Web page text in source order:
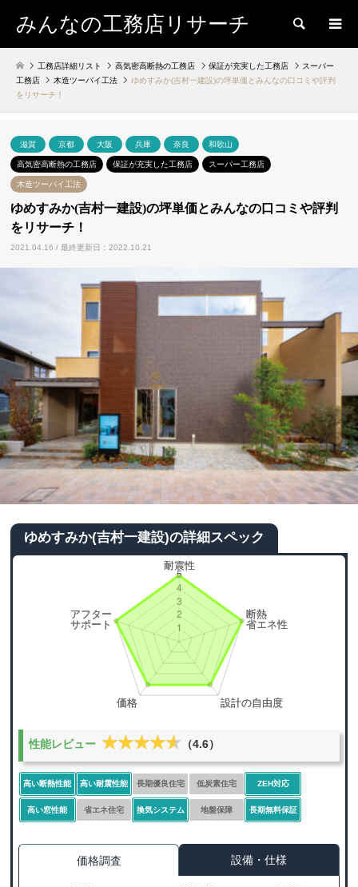
みんなの工務店リサーチ 検索
工務店詳細リスト 高気密高断熱の工務店 保証が充実した工務店
スーパー
工務店
木造ツーバイ工法
ゆめすみか(吉村一建設)の坪単価とみんなの口コミや評判
をリサーチ！
滋賀 京都 大阪 兵庫 奈良 和歌山
高気密高断熱の工務店 保証が充実した工務店 スーパー工務店
木造ツーバイ工法
ゆめすみか(吉村一建設)の坪単価とみんなの口コミや評判
をリサーチ！
2021.04.16 / 最終更新日：2022.10.21
ゆめすみか(吉村一建設)の詳細スペック
性能レビュー ★★★★★
★★★★★ （4.6）
高い断熱性能 高い耐震性能 長期優良住宅 低炭素住宅 ZEH対応
高い窓性能 省エネ住宅 換気システム 地盤保障 長期無料保証
価格調査 設備・仕様